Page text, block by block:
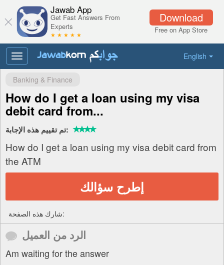
Download
Free on App Store
Jawab App
Get Fast Answers From
Experts
★ ★ ★ ★ ★
English
Toggle
navigation
Banking & Finance
How do I get a loan using my visa
debit card from...
تم تقييم هذه الإجابة:
How do I get a loan using my visa debit card from
the ATM
إطرح سؤالك
شارك هذه الصفحة:
الرد من العميل
Am waiting for the answer